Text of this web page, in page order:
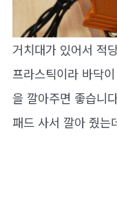
거치대가 있어서 적
프라스틱이라 바닥
을 깔아주면 좋습니
패드 사서 깔아 줬는